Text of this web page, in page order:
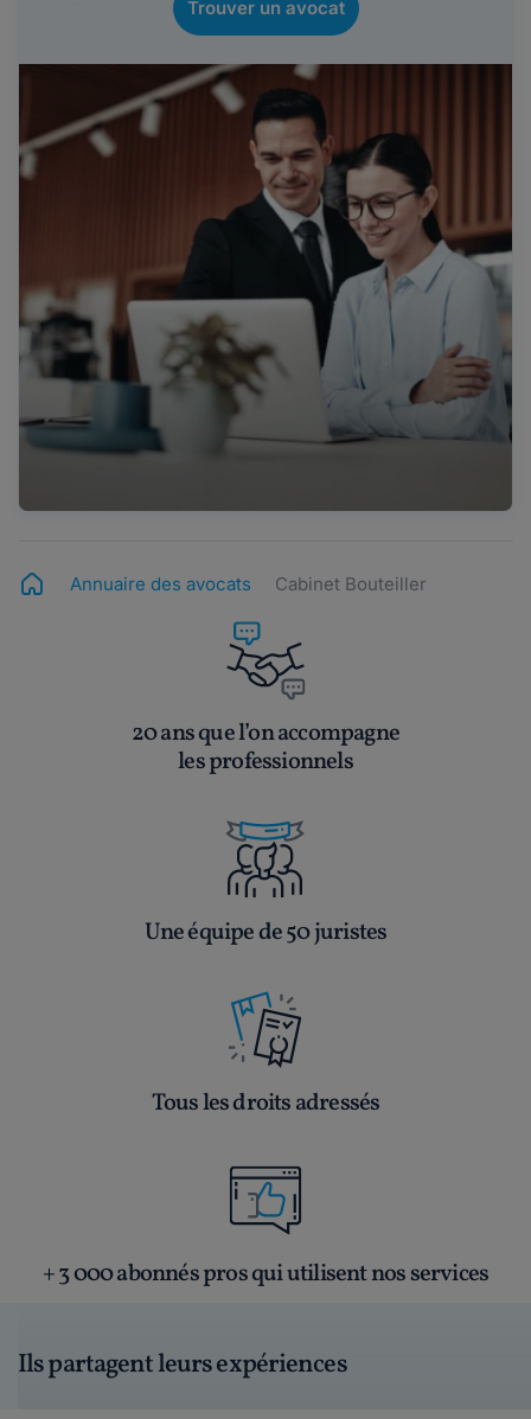
Trouver un avocat
Annuaire des avocats Cabinet Bouteiller
20 ans que l’on accompagne
les professionnels
Une équipe de 50 juristes
Tous les droits adressés
+ 3 000 abonnés pros qui utilisent nos services
Ils partagent leurs expériences